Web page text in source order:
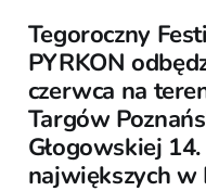
Tegoroczny
PYRKON
czerwca na
Targów
Głogowskiej
największych